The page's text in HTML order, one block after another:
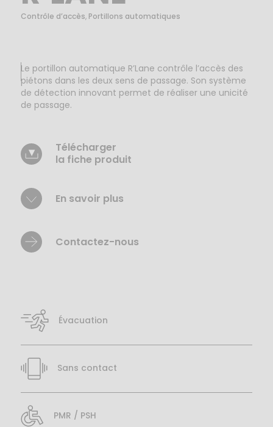
Contrôle d’accès, Portillons automatiques
Le portillon automatique R’Lane contrôle l’accès des
piétons dans les deux sens de passage. Son système
de détection innovant permet de réaliser une unicité
de passage.
Télécharger
la fiche produit
En savoir plus
Contactez-nous
Évacuation
Sans contact
PMR / PSH